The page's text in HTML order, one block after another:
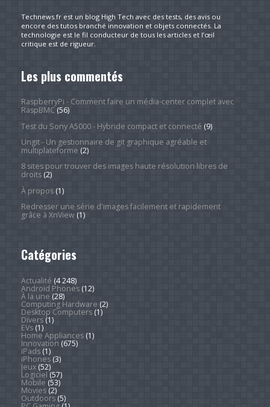
Technews.fr est un blog High Tech avec des tests, des avis ou
encore des tutos branché innovation et objets connectés. La
technologie est le fil conducteur de tous les articles et l’œil
critique est de rigueur.
Les plus commentés
RaspberryPi - Comment faire un média-center complet avec
RaspBMC(56)
Test du Sony A5000 - Hybride compact et connecté (9)
Ungit - Un gestionnaire de git graphique agréable et
multiplateforme (2)
8 sites pour trouver des images haute résolution libres de
droits(2)
À propos(1)
Redresser une série d'images facilement et rapidement
grâce à XnView(1)
Catégories
Actualité (4 248)
Android Phones(12)
À la une (28)
Computing Hardware (2)
Desktop Computers(1)
Divers(1)
EVs(1)
Home Appliances(1)
Innovation (675)
iPads(1)
iPhones(3)
Jeux(52)
Logiciel (57)
Mobile (53)
Movies(2)
Outdoors(5)